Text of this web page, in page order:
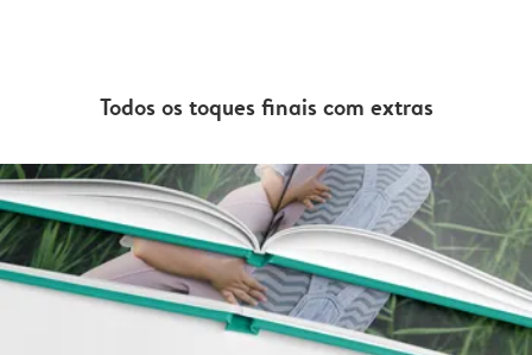
Todos os toques finais com extras